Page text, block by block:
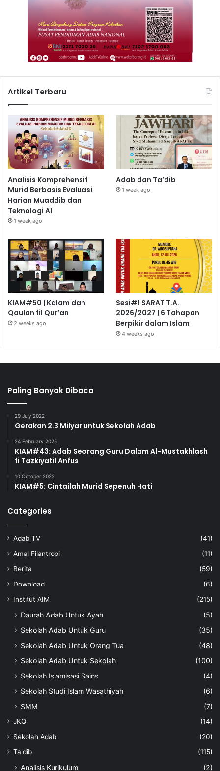
Artikel Terbaru
Analisis Komprehensif
Murid Berbasis Evaluasi
Harian Muaddib dan
Teknologi AI
1 week ago
Adab dan Ta’dib
1 week ago
KIAM#50 | Kalam dan
Qaulan fil Qur’an
2 weeks ago
Sesi#1 SARAT T.A.
2026/2027 | 6 Tahapan
Berpikir dalam Islam
4 weeks ago
Paling Banyak Dibaca
29 July 2022
Gerakan 2.3 Milyar untuk Sekolah Adab
24 February 2025
KIAM#43: Adab Seorang Guru Dalam Al-Mustakhlash
fi Tazkiyatil Anfus
10 October 2022
KIAM#5: Cintailah Murid Sepenuh Hati
Categories
Adab TV
(41)
Amal Filantropi
(11)
Berita
(59)
Download
(6)
Institut AIM
(215)
Daurah Adab Untuk Ayah
(5)
Sekolah Adab Untuk Guru
(35)
Sekolah Adab Untuk Orang Tua
(48)
Sekolah Adab Untuk Sekolah
(100)
Sekolah Islamisasi Sains
(4)
Sekolah Studi Islam Wasathiyah
(6)
SMM
(7)
JKQ
(14)
Sekolah Adab
(20)
Ta'dib
(115)
Analisis Kurikulum
(2)